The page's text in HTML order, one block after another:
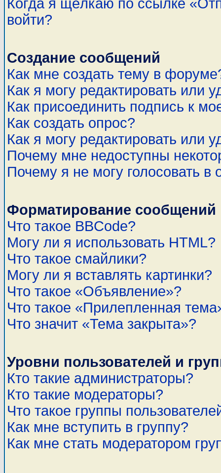
Когда я щёлкаю по ссылке
войти?
Создание сообщений
Как мне создать тему в
Как я могу редактировать или
Как присоединить подпись к
Как создать опрос?
Как я могу редактировать или
Почему мне недоступны
Почему я не могу голосовать в
Форматирование
Что такое BBCode?
Могу ли я использовать HTML?
Что такое смайлики?
Могу ли я вставлять картинки?
Что такое «Объявление»?
Что такое «Прилепленная
Что значит «Тема закрыта»?
Уровни пользователей и
Кто такие администраторы?
Кто такие модераторы?
Что такое группы
Как мне вступить в группу?
Как мне стать модератором